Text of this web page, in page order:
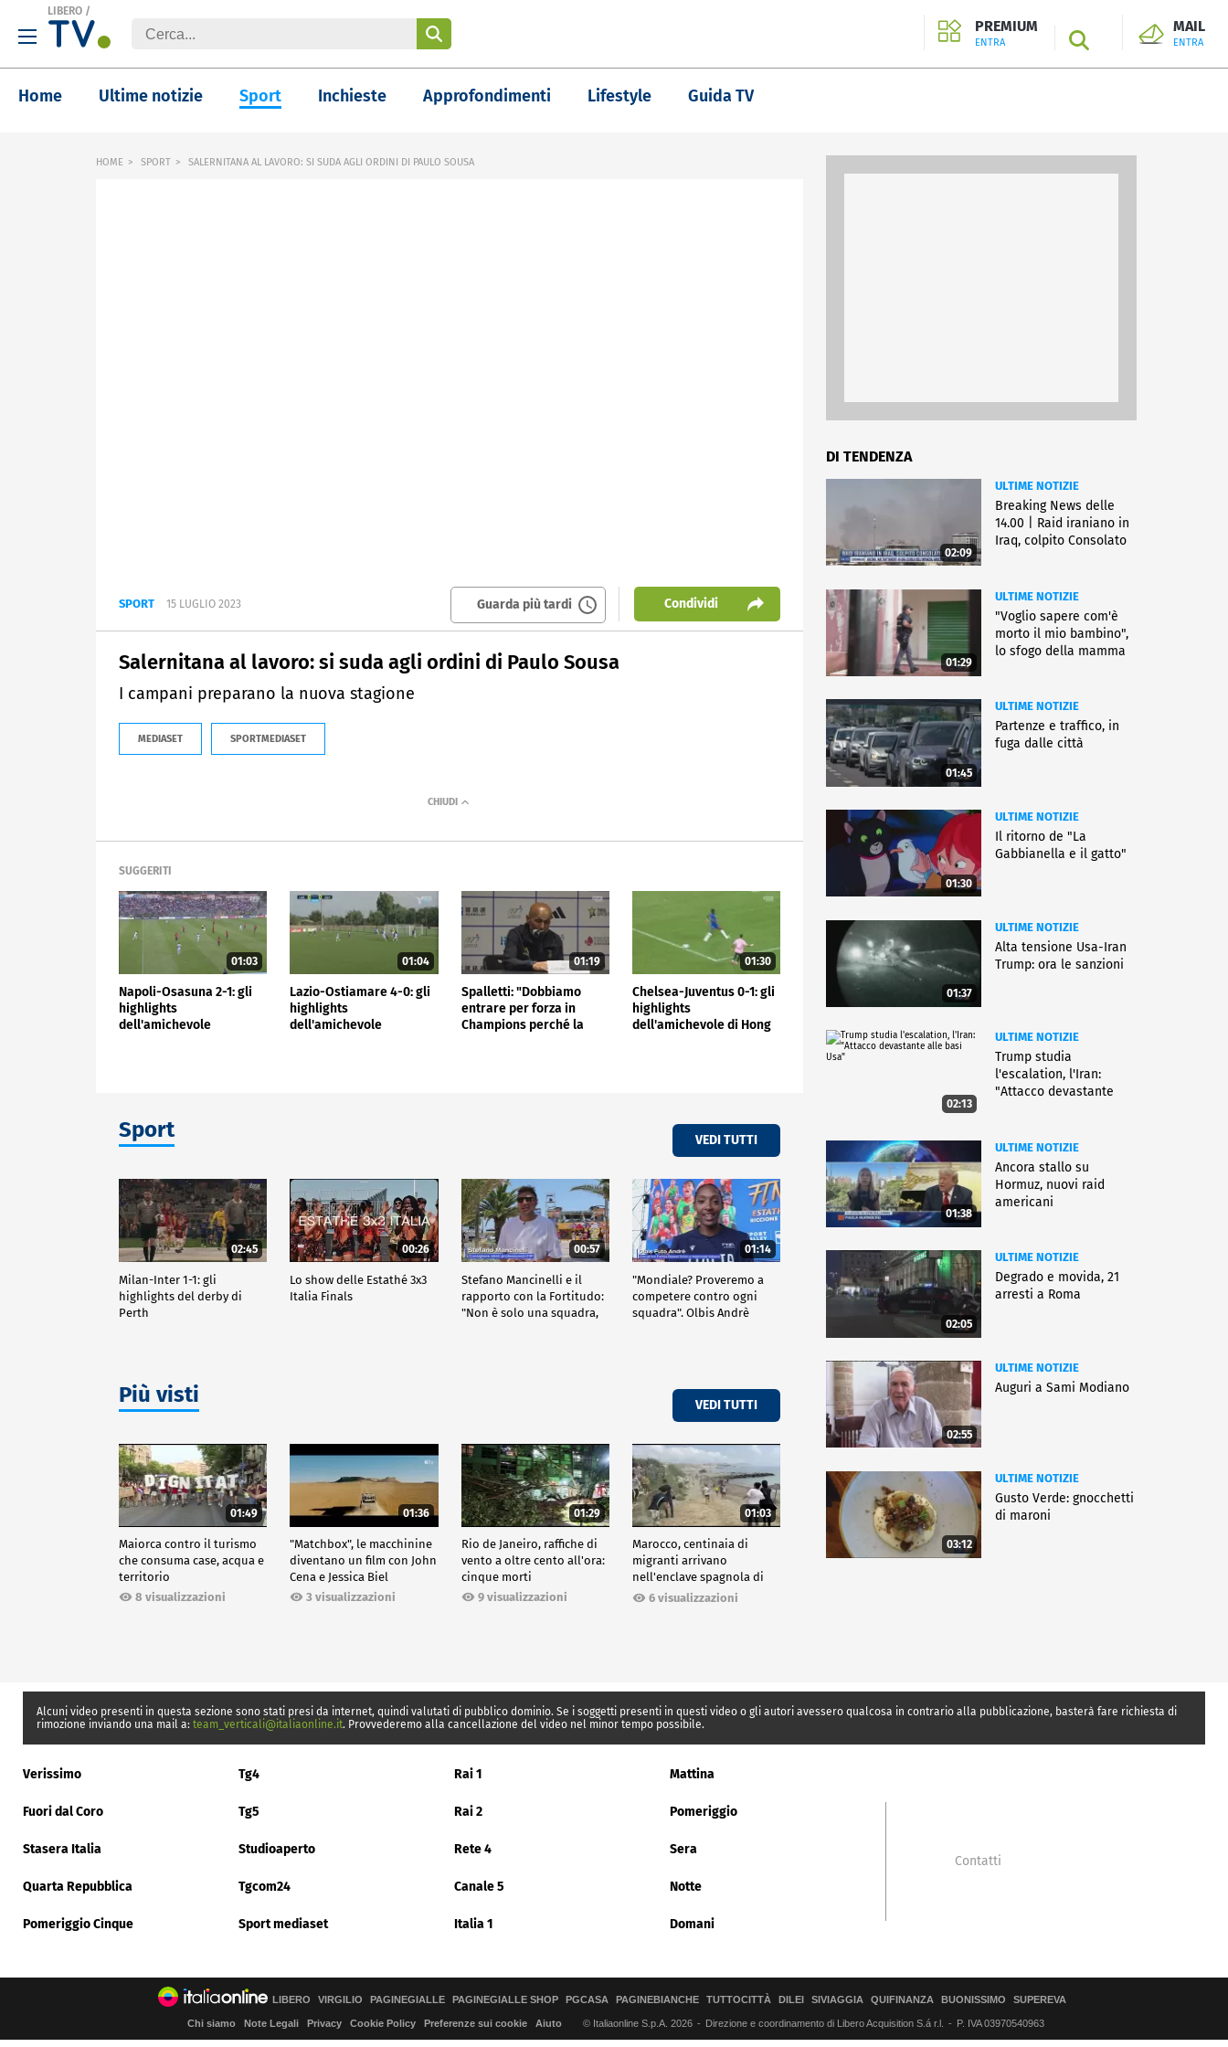
LIBERO /
PREMIUM
ENTRA SEARCH
MAIL
ENTRA
Home Ultime notizie Sport Inchieste Approfondimenti Lifestyle Guida TV
HOME SPORT SALERNITANA AL LAVORO: SI SUDA AGLI ORDINI DI PAULO SOUSA
SPORT 15 LUGLIO 2023 Guarda più tardi Condividi
Salernitana al lavoro: si suda agli ordini di Paulo Sousa
I campani preparano la nuova stagione
MEDIASET SPORTMEDIASET
SUGGERITI
01:03
Napoli-Osasuna 2-1: gli
highlights
dell'amichevole
01:04
Lazio-Ostiamare 4-0: gli
highlights
dell'amichevole
01:19
Spalletti: "Dobbiamo
entrare per forza in
Champions perché la
01:30
Chelsea-Juventus 0-1: gli
highlights
dell'amichevole di Hong
Sport VEDI TUTTI
02:45
Milan-Inter 1-1: gli
highlights del derby di
Perth
00:26
Lo show delle Estathé 3x3
Italia Finals
00:57
Stefano Mancinelli e il
rapporto con la Fortitudo:
"Non è solo una squadra,
01:14
"Mondiale? Proveremo a
competere contro ogni
squadra". Olbis Andrè
Più visti VEDI TUTTI
01:49
Maiorca contro il turismo
che consuma case, acqua e
territorio
8 visualizzazioni
01:36
"Matchbox", le macchinine
diventano un film con John
Cena e Jessica Biel
3 visualizzazioni
01:29
Rio de Janeiro, raffiche di
vento a oltre cento all'ora:
cinque morti
9 visualizzazioni
01:03
Marocco, centinaia di
migranti arrivano
nell'enclave spagnola di
Ceuta6 visualizzazioni
DI TENDENZA
02:09
ULTIME NOTIZIE
Breaking News delle
14.00 | Raid iraniano in
Iraq, colpito Consolato
01:29
ULTIME NOTIZIE
"Voglio sapere com'è
morto il mio bambino",
lo sfogo della mamma
01:45
ULTIME NOTIZIE
Partenze e traffico, in
fuga dalle città
01:30
ULTIME NOTIZIE
Il ritorno de "La
Gabbianella e il gatto"
01:37
ULTIME NOTIZIE
Alta tensione Usa-Iran
Trump: ora le sanzioni
02:13
ULTIME NOTIZIE
Trump studia
l'escalation, l'Iran:
"Attacco devastante
01:38
ULTIME NOTIZIE
Ancora stallo su
Hormuz, nuovi raid
americani
02:05
ULTIME NOTIZIE
Degrado e movida, 21
arresti a Roma
02:55
ULTIME NOTIZIE
Auguri a Sami Modiano
03:12
ULTIME NOTIZIE
Gusto Verde: gnocchetti
di maroni
Alcuni video presenti in questa sezione sono stati presi da internet, quindi valutati di pubblico dominio. Se i soggetti presenti in questi video o gli autori avessero qualcosa in contrario alla pubblicazione, basterà fare richiesta di
rimozione inviando una mail a: team_verticali@italiaonline.it. Provvederemo alla cancellazione del video nel minor tempo possibile.
Verissimo Tg4 Rai 1 Mattina
Fuori dal Coro Tg5 Rai 2 Pomeriggio
Stasera Italia Studioaperto Rete 4 Sera
Quarta Repubblica Tgcom24 Canale 5 Notte
Pomeriggio Cinque Sport mediaset Italia 1 Domani
Contatti
LIBERO VIRGILIO PAGINEGIALLE PAGINEGIALLE SHOP PGCASA PAGINEBIANCHE TUTTOCITTÀ DILEI SIVIAGGIA QUIFINANZA BUONISSIMO SUPEREVA
Chi siamo Note Legali Privacy Cookie Policy Preferenze sui cookie Aiuto © Italiaonline S.p.A. 2026 Direzione e coordinamento di Libero Acquisition S.á r.l. P. IVA 03970540963